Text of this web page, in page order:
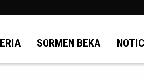
SORMEN BEKA